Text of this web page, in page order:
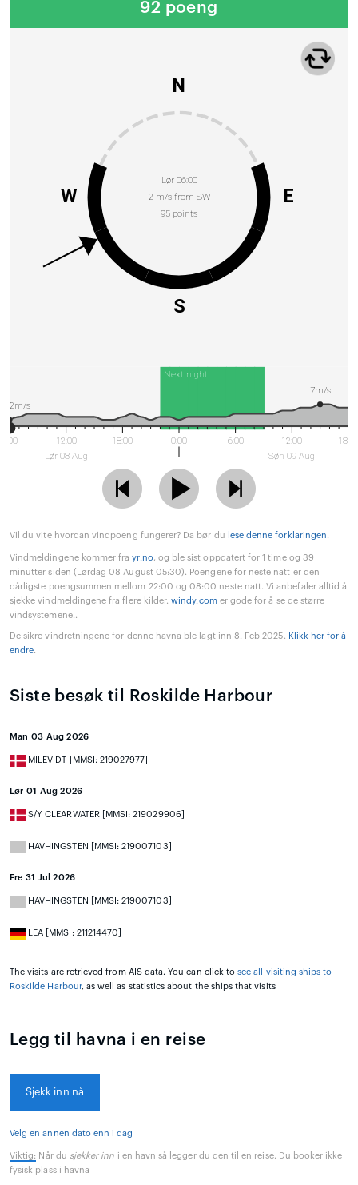
92 poeng
Lør 06:00
2 m/s from SW
95 points
N
E
S
W
Next night
6:00
12:00
Lør 08 Aug
18:00 0:00 6:00
12:00
Søn 09 Aug
7m/s
2m/s
Vil du vite hvordan vindpoeng fungerer? Da bør du lese denne forklaringen.
Vindmeldingene kommer frayr.no, og ble sist oppdatert for 1 time og 39
minutter siden (Lørdag 08 August 05:30). Poengene for neste natt er den
dårligste poengsummen mellom 22:00 og 08:00 neste natt. Vi anbefaler alltid å
sjekke vindmeldingene fra flere kilder.windy.comer gode for å se de større
vindsystemene..
De sikre vindretningene for denne havna ble lagt inn 8. Feb 2025. Klikk her for å
endre.
Siste besøk til Roskilde Harbour
Man 03 Aug 2026
MILEVIDT [MMSI: 219027977]
Lør 01 Aug 2026
S/Y CLEARWATER [MMSI: 219029906]
HAVHINGSTEN [MMSI: 219007103]
Fre 31 Jul 2026
HAVHINGSTEN [MMSI: 219007103]
LEA [MMSI: 211214470]
The visits are retrieved from AIS data. You can click tosee all visiting ships to
Roskilde Harbour, as well as statistics about the ships that visits
Legg til havna i en reise
Sjekk inn nå
Velg en annen dato enn i dag
Viktig: Når du sjekker inn i en havn så legger du den til en reise. Du booker ikke
fysisk plass i havna